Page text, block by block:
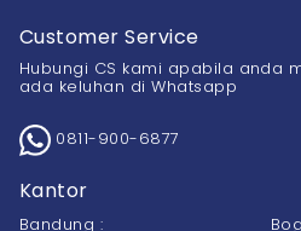
Customer Service
Hubungi CS kami apabila anda
ada keluhan di Whatsapp
0811-900-6877
Kantor
Bandung :